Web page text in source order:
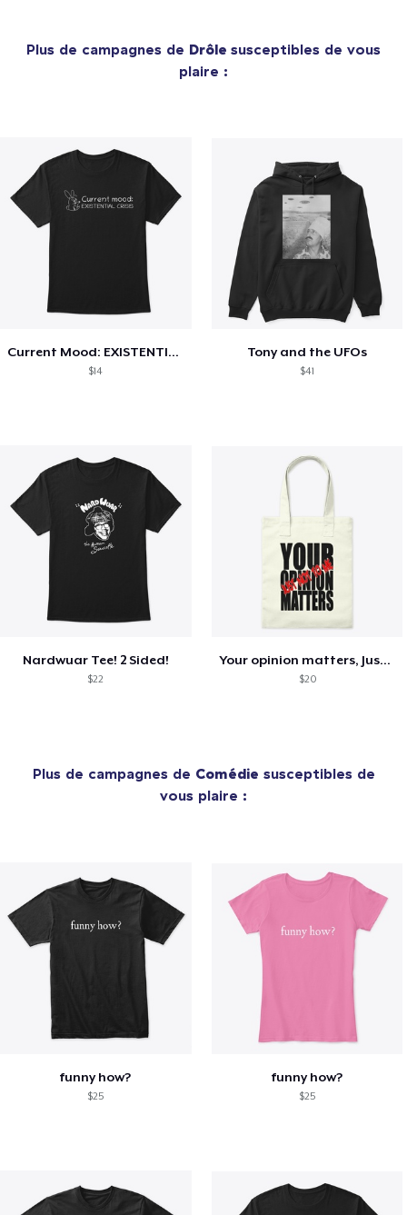
Plus de campagnes de Drôle susceptibles de vous
plaire :
Current Mood: EXISTENTIAL CRISIS
$14
Tony and the UFOs
$41
Nardwuar Tee! 2 Sided!
$22
Your opinion matters, Just not to me!
$20
Plus de campagnes de Comédie susceptibles de
vous plaire :
funny how?
$25
funny how?
$25